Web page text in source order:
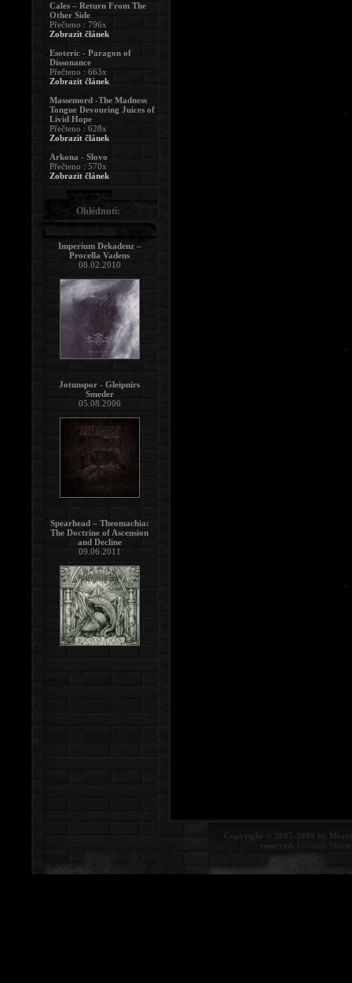
Copyright © 2005-2009 by
reserved. Contact:
Cales – Return From The
Other Side
Přečteno : 796x
Zobrazit článek
Esoteric - Paragon of
Dissonance
Přečteno : 663x
Zobrazit článek
Massemord -The Madness
Tongue Devouring Juices of
Livid Hope
Přečteno : 628x
Zobrazit článek
Arkona - Slovo
Přečteno : 570x
Zobrazit článek
Ohlédnutí:
Imperium Dekadenz –
Procella Vadens
08.02.2010
Jotunspor - Gleipnirs
Smeder
05.08.2006
Spearhead – Theomachia:
The Doctrine of Ascension
and Decline
09.06.2011